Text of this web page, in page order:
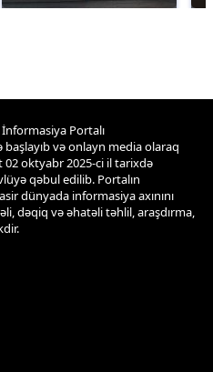
İnformasiya Portalı
və onlayn media olaraq
02 oktyabr 2025-ci il tarixdə
qəbul edilib. Portalın
dünyada informasiya axınını
dəqiq və əhatəli təhlil, araşdırma,